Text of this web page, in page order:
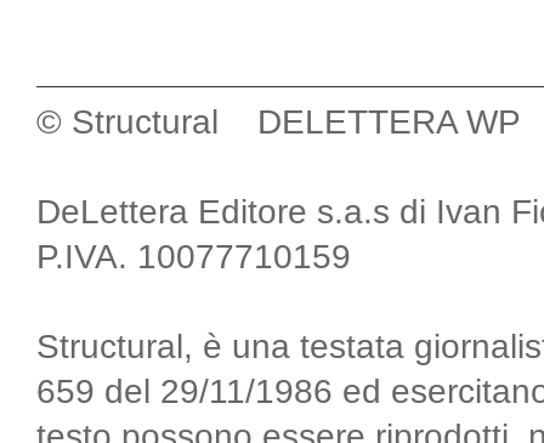
© Structural DELETTERA WP
DeLettera Editore s.a.s di Ivan
P.IVA. 10077710159
Structural, è una testata
659 del 29/11/1986 ed